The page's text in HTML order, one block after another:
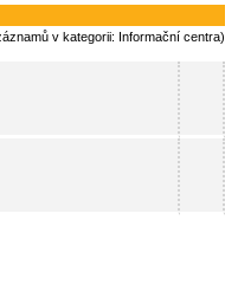
v kategorii: Informační centra)